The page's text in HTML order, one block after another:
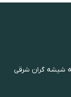
شیشه گران شرقی